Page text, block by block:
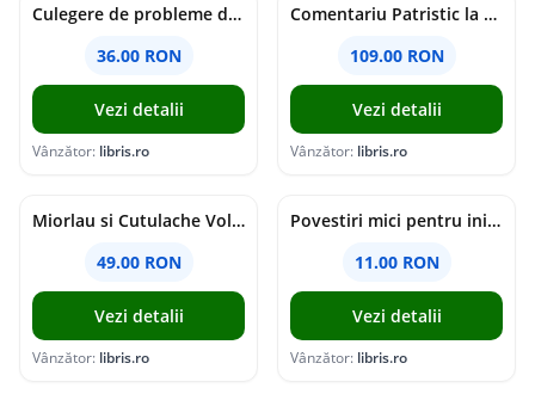
Culegere de probleme de matematica - Clasa 8 - Ioana Monalisa Manea, Cristina Neagoe
36.00 RON
Vezi detalii
Vânzător: libris.ro
Comentariu Patristic la Scriptura. Vechiul Testament II. Geneza, 12-50 - George Claudiu Tutu, Mark Sheridan, Alexander Baumgarten, Thomas C. Oden
109.00 RON
Vezi detalii
Vânzător: libris.ro
Miorlau si Cutulache Vol.1: Cu bicicleta pana la Luna - Timo Parvela
49.00 RON
Vezi detalii
Vânzător: libris.ro
Povestiri mici pentru inimi mari - Adrian Chiaga, Cristina Chiaga
11.00 RON
Vezi detalii
Vânzător: libris.ro